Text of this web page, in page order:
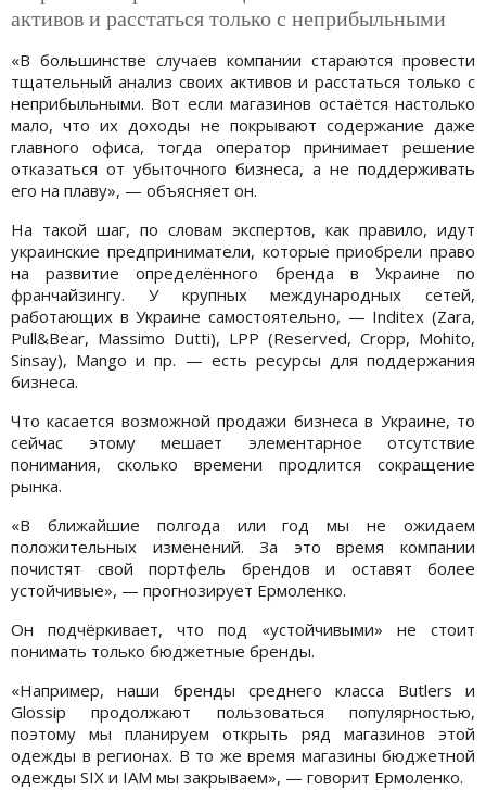
активов и расстаться только с неприбыльными
«В большинстве случаев компании стараются провести
тщательный анализ своих активов и расстаться только с
неприбыльными. Вот если магазинов остаётся настолько
мало, что их доходы не покрывают содержание даже
главного офиса, тогда оператор принимает решение
отказаться от убыточного бизнеса, а не поддерживать
его на плаву», — объясняет он.
На такой шаг, по словам экспертов, как правило, идут
украинские предприниматели, которые приобрели право
на развитие определённого бренда в Украине по
франчайзингу. У крупных международных сетей,
работающих в Украине самостоятельно, — Inditex (Zara,
Pull&Bear, Massimo Dutti), LPP (Reserved, Cropp, Mohito,
Sinsay), Mango и пр. — есть ресурсы для поддержания
бизнеса.
Что касается возможной продажи бизнеса в Украине, то
сейчас этому мешает элементарное отсутствие
понимания, сколько времени продлится сокращение
рынка.
«В ближайшие полгода или год мы не ожидаем
положительных изменений. За это время компании
почистят свой портфель брендов и оставят более
устойчивые», — прогнозирует Ермоленко.
Он подчёркивает, что под «устойчивыми» не стоит
понимать только бюджетные бренды.
«Например, наши бренды среднего класса Butlers и
Glossip продолжают пользоваться популярностью,
поэтому мы планируем открыть ряд магазинов этой
одежды в регионах. В то же время магазины бюджетной
одежды SIX и IAM мы закрываем», — говорит Ермоленко.